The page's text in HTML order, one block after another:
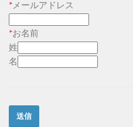
*メールアドレス
*お名前
姓
名